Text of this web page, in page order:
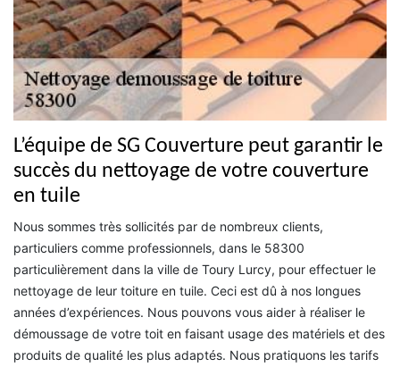
L’équipe de SG Couverture peut garantir le
succès du nettoyage de votre couverture
en tuile
Nous sommes très sollicités par de nombreux clients,
particuliers comme professionnels, dans le 58300
particulièrement dans la ville de Toury Lurcy, pour effectuer le
nettoyage de leur toiture en tuile. Ceci est dû à nos longues
années d’expériences. Nous pouvons vous aider à réaliser le
démoussage de votre toit en faisant usage des matériels et des
produits de qualité les plus adaptés. Nous pratiquons les tarifs